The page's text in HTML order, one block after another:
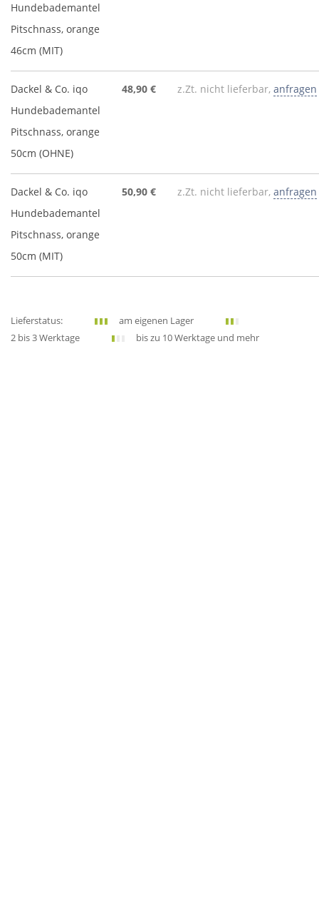
Hundebademantel
Pitschnass, orange
46cm (MIT)
Dackel & Co. iqo
Hundebademantel
Pitschnass, orange
50cm (OHNE)
48,90 € z.Zt. nicht lieferbar, anfragen
Dackel & Co. iqo
Hundebademantel
Pitschnass, orange
50cm (MIT)
50,90 € z.Zt. nicht lieferbar, anfragen
Lieferstatus:
am eigenen Lager
2 bis 3 Werktage
bis zu 10 Werktage und mehr